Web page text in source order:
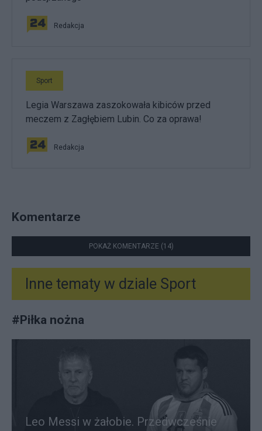
Redakcja
Sport
Legia Warszawa zaszokowała kibiców przed
meczem z Zagłębiem Lubin. Co za oprawa!
Redakcja
Komentarze
POKAŻ KOMENTARZE (14)
Inne tematy w dziale Sport
#Piłka nożna
Leo Messi w żałobie. Przedwcześnie